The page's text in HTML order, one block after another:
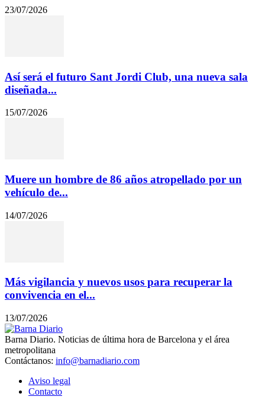
23/07/2026
Así será el futuro Sant Jordi Club, una nueva sala
diseñada...
15/07/2026
Muere un hombre de 86 años atropellado por un
vehículo de...
14/07/2026
Más vigilancia y nuevos usos para recuperar la
convivencia en el...
13/07/2026
Barna Diario. Noticias de última hora de Barcelona y el área
metropolitana
Contáctanos: info@barnadiario.com
Aviso legal
Contacto